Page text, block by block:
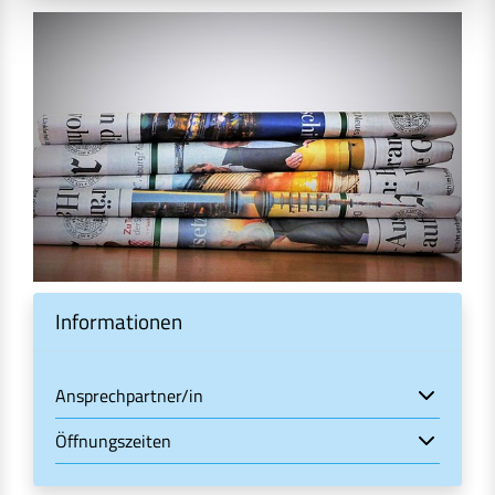
Informationen
Ansprechpartner/in
Öffnungszeiten